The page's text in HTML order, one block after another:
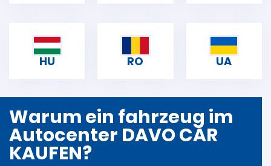
HU RO UA
Warum ein fahrzeug im
Autocenter DAVO CAR
KAUFEN?